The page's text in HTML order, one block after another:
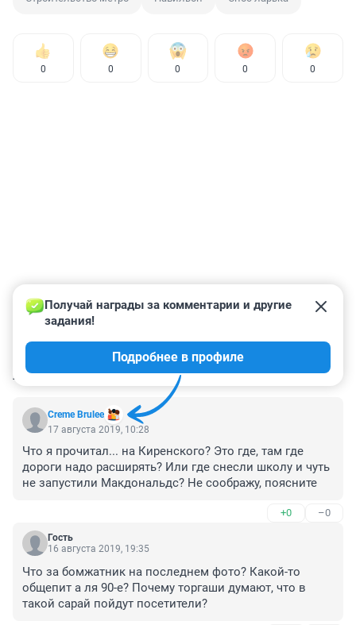
0 0 0 0 0
КОММЕНТАРИИ 14
Creme Brulee
Получай награды за комментарии и другие
задания!
Подробнее в профиле
17 августа 2019, 10:28
Что я прочитал... на Киренского? Это где, там где
дороги надо расширять? Или где снесли школу и чуть
не запустили Макдональдс? Не соображу, поясните
+0 –0
Гость
16 августа 2019, 19:35
Что за бомжатник на последнем фото? Какой-то
общепит а ля 90-е? Почему торгаши думают, что в
такой сарай пойдут посетители?